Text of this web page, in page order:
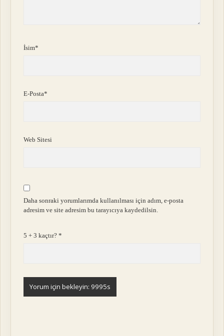
İsim*
E-Posta*
Web Sitesi
Daha sonraki yorumlarımda kullanılması için adım, e-posta
adresim ve site adresim bu tarayıcıya kaydedilsin.
5 + 3 kaçtır?*